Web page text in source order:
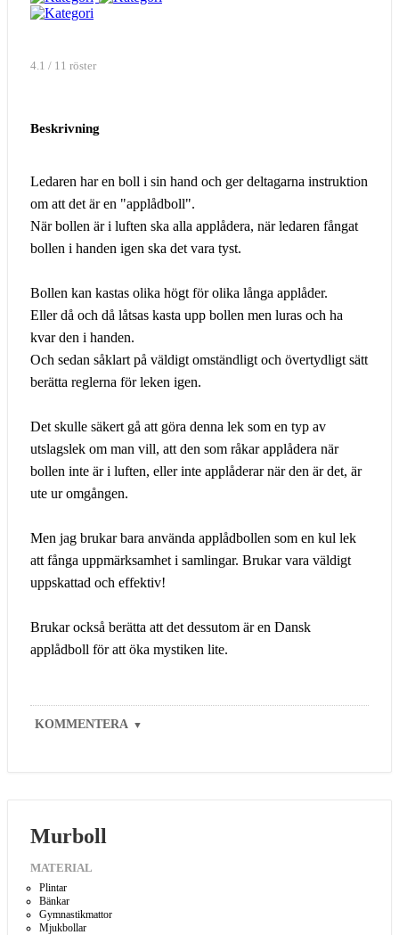
4.1 / 11 röster
Beskrivning
Ledaren har en boll i sin hand och ger deltagarna instruktion
om att det är en "applådboll".
När bollen är i luften ska alla applådera, när ledaren fångat
bollen i handen igen ska det vara tyst.
Bollen kan kastas olika högt för olika långa applåder.
Eller då och då låtsas kasta upp bollen men luras och ha
kvar den i handen.
Och sedan såklart på väldigt omständligt och övertydligt sätt
berätta reglerna för leken igen.
Det skulle säkert gå att göra denna lek som en typ av
utslagslek om man vill, att den som råkar applådera när
bollen inte är i luften, eller inte applåderar när den är det, är
ute ur omgången.
Men jag brukar bara använda applådbollen som en kul lek
att fånga uppmärksamhet i samlingar. Brukar vara väldigt
uppskattad och effektiv!
Brukar också berätta att det dessutom är en Dansk
applådboll för att öka mystiken lite.
KOMMENTERA ▼
Murboll
MATERIAL
Plintar
Bänkar
Gymnastikmattor
Mjukbollar